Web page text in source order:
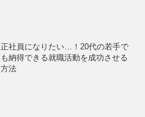
正社員になりたい…！20代の若手で
も納得できる就職活動を成功させる
方法